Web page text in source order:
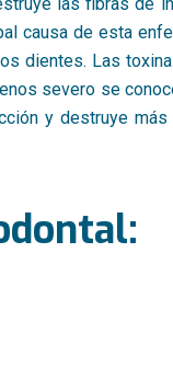
las fibras de
causa de esta
dientes. Las
severo se
y destruye